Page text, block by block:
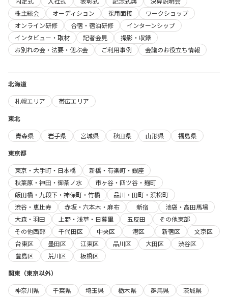
株主総会
オーディション 採用面接
ワークショップ
オンライン研修
合宿・宿泊研修
インターンシップ
インタビュー・取材
記者会見
撮影・収録
お別れの会・法要・偲ぶ会
ご利用事例 会議のお役立ち情報
北海道
札幌エリア
帯広エリア
東北
青森県
岩手県 宮城県 秋田県 山形県
福島県
東京都
東京・大手町・日本橋
新橋・有楽町・銀座
秋葉原・神田・御茶ノ水
市ヶ谷・四ツ谷・麹町
飯田橋・九段下・神保町・竹橋
品川・田町・浜松町
渋谷・恵比寿
赤坂・六本木・麻布 新宿
池袋・高田馬場
大森・羽田
上野・浅草・日暮里 五反田
その他東部
その他西部
千代田区 中央区 港区 新宿区
文京区
台東区
墨田区 江東区 品川区 大田区
渋谷区
豊島区
荒川区
板橋区
関東（東京以外）
神奈川県
千葉県 埼玉県 栃木県 群馬県
茨城県